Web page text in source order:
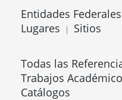
Entidades Federales
Lugares | Sitios
Todas las
Trabajos
Catálogos